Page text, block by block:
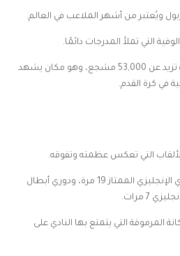
ويُعتبر من أشهر الملاعب في العالم.
التي تملأ المدرجات دائمًا.
يمتلك الملعب قدرة استيعابية تزيد عن 53,000 مشجع، وهو مكان يشهد
في كرة القدم.
التي تعكس عظمته وتفوقه.
من أبرز هذه الألقاب، لقب الدوري الإنجليزي الممتاز 19 مرة، ودوري أبطال
المرموقة التي يتمتع بها النادي على